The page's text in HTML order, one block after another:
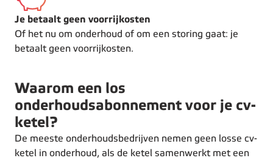
Je betaalt geen voorrijkosten
Of het nu om onderhoud of om een storing gaat: je
betaalt geen voorrijkosten.
Waarom een los
onderhoudsabonnement voor je cv-
ketel?
De meeste onderhoudsbedrijven nemen geen losse cv-
ketel in onderhoud, als de ketel samenwerkt met een